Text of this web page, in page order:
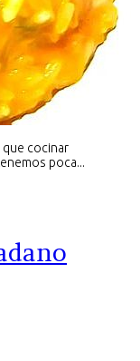
que cocinar
poca...